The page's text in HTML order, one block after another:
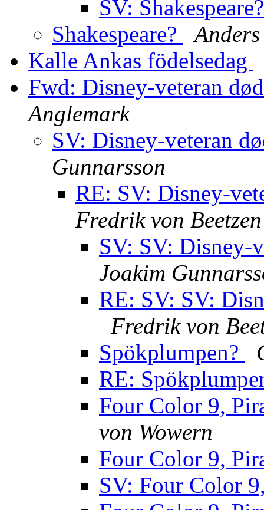
SV:
Shakespeare?
Kalle Ankas födelsedag
Fwd: Disney-veteran
Anglemark
SV: Disney-veteran
Gunnarsson
RE: SV: Disney-
Fredrik von Beetzen
SV: SV: Disney-
Joakim
RE: SV: SV:
Fredrik von
Spökplumpen?
RE:
Four Color 9,
von Wowern
Four Color 9,
SV: Four Color